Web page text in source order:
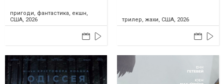
пригоди, фантастика, екшн,
США, 2026
трилер, жахи, США, 2026